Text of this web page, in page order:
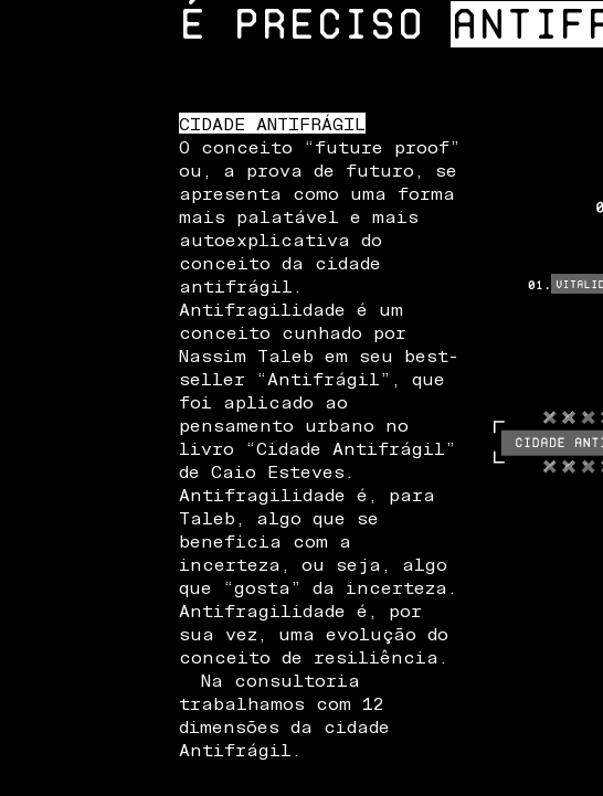
É PRECISO
CIDADE ANTIFRÁGIL
O conceito “future proof”
ou, a prova de futuro, se
apresenta como uma forma
mais palatável e mais
autoexplicativa do
conceito da cidade
antifrágil.
Antifragilidade é um
conceito cunhado por
Nassim Taleb em seu best-
seller “Antifrágil”, que
foi aplicado ao
pensamento urbano no
livro “Cidade Antifrágil”
de Caio Esteves.
Antifragilidade é, para
Taleb, algo que se
beneficia com a
incerteza, ou seja, algo
que “gosta” da incerteza.
Antifragilidade é, por
sua vez, uma evolução do
conceito de resiliência.
Na consultoria
trabalhamos com 12
dimensões da cidade
Antifrágil.